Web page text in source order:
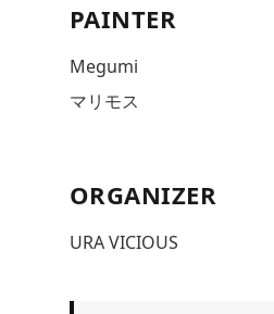
PAINTER
Megumi
マリモス
ORGANIZER
URA VICIOUS